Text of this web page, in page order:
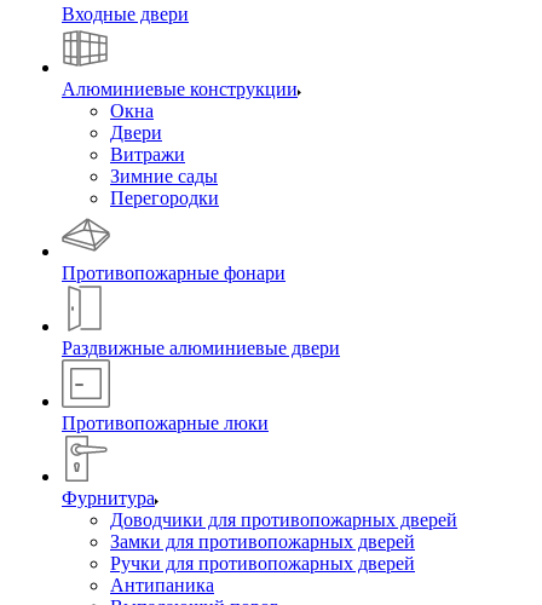
Входные двери
Алюминиевые конструкции
Окна
Двери
Витражи
Зимние сады
Перегородки
Противопожарные фонари
Раздвижные алюминиевые двери
Противопожарные люки
Фурнитура
Доводчики для противопожарных дверей
Замки для противопожарных дверей
Ручки для противопожарных дверей
Антипаника